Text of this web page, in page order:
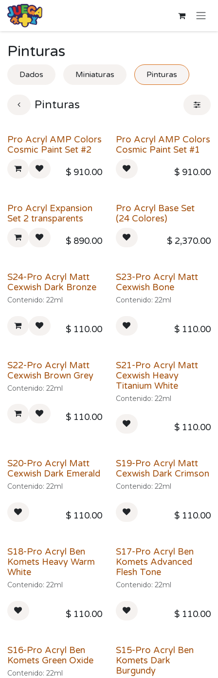
Ir al contenido
Pinturas
Dados Miniaturas Pinturas
Pinturas
Pro Acryl AMP Colors
Cosmic Paint Set #2
$ 910.00
Pro Acryl AMP Colors
Cosmic Paint Set #1
$ 910.00
Pro Acryl Expansion
Set 2 transparents
$ 890.00
Pro Acryl Base Set
(24 Colores)
$ 2,370.00
S24-Pro Acryl Matt
Cexwish Dark Bronze
Contenido: 22ml
$ 110.00
S23-Pro Acryl Matt
Cexwish Bone
Contenido: 22ml
$ 110.00
S22-Pro Acryl Matt
Cexwish Brown Grey
Contenido: 22ml
$ 110.00
S21-Pro Acryl Matt
Cexwish Heavy
Titanium White
Contenido: 22ml
$ 110.00
S20-Pro Acryl Matt
Cexwish Dark Emerald
Contenido: 22ml
$ 110.00
S19-Pro Acryl Matt
Cexwish Dark Crimson
Contenido: 22ml
$ 110.00
S18-Pro Acryl Ben
Komets Heavy Warm
White
Contenido: 22ml
$ 110.00
S17-Pro Acryl Ben
Komets Advanced
Flesh Tone
Contenido: 22ml
$ 110.00
S16-Pro Acryl Ben
Komets Green Oxide
Contenido: 22ml
S15-Pro Acryl Ben
Komets Dark
Burgundy